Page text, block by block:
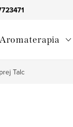
údajov
Aromaterapia
Talc